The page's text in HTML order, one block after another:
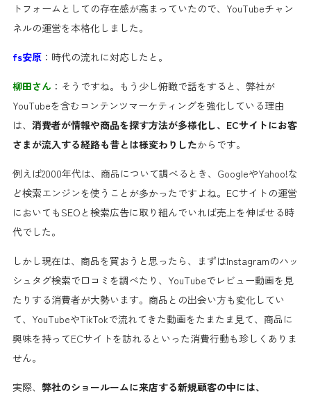
トフォームとしての存在感が高まっていたので、YouTubeチャン
ネルの運営を本格化しました。
fs安原：時代の流れに対応したと。
柳田さん ：そうですね。もう少し俯瞰で話をすると、弊社が
YouTubeを含むコンテンツマーケティングを強化している理由
は、 消費者が情報や商品を探す方法が多様化し、ECサイトにお客
さまが流入する経路も昔とは様変わりしたからです。
例えば2000年代は、商品について調べるとき、GoogleやYahoo!な
ど検索エンジンを使うことが多かったですよね。ECサイトの運営
においてもSEOと検索広告に取り組んでいれば売上を伸ばせる時
代でした。
しかし現在は、商品を買おうと思ったら、まずはInstagramのハッ
シュタグ検索で口コミを調べたり、YouTubeでレビュー動画を見
たりする消費者が大勢います。商品との出会い方も変化してい
て、YouTubeやTikTokで流れてきた動画をたまたま見て、商品に
興味を持ってECサイトを訪れるといった消費行動も珍しくありま
せん。
実際、 弊社のショールームに来店する新規顧客の中には、